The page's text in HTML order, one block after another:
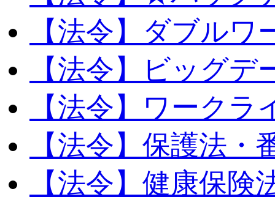
【法令】ダブルワ
【法令】ビッグデ
【法令】ワークラ
【法令】保護法・
【法令】健康保険